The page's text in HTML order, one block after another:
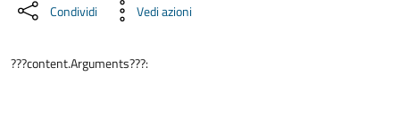
Condividi Vedi azioni
???content.Arguments???: